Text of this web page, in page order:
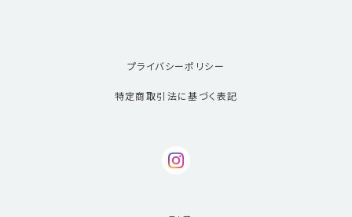
プライバシーポリシー
特定商取引法に基づく表記